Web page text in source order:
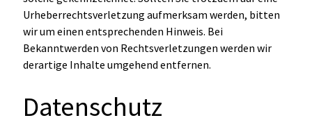
Urheberrechtsverletzung aufmerksam werden, bitten
wir um einen entsprechenden Hinweis. Bei
Bekanntwerden von Rechtsverletzungen werden wir
derartige Inhalte umgehend entfernen.
Datenschutz